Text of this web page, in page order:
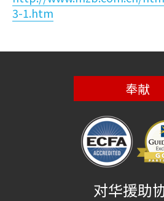
3-1.htm
奉献
对华援助